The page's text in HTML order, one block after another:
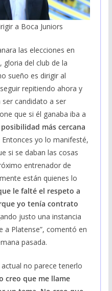
a Boca Juniors
las elecciones en
gloria del club de la
sueño es dirigir al
repitiendo ahora y
ser candidato a ser
que si él ganaba iba a
más cercana
Entonces yo lo manifesté,
si se daban las cosas
entrenador de
están quienes lo
le falté el respeto a
yo tenía contrato
justo una instancia
a Platense”, comentó en
pasada.
no parece tenerlo
creo que me llame